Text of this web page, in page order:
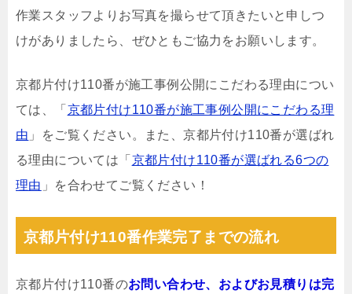
作業スタッフよりお写真を撮らせて頂きたいと申しつ
けがありましたら、ぜひともご協力をお願いします。
京都片付け110番が施工事例公開にこだわる理由につい
ては、「 京都片付け110番が施工事例公開にこだわる理
由 」をご覧ください。また、京都片付け110番が選ばれ
る理由については「 京都片付け110番が選ばれる6つの
理由 」を合わせてご覧ください！
京都片付け110番作業完了までの流れ
京都片付け110番のお問い合わせ、およびお見積りは完